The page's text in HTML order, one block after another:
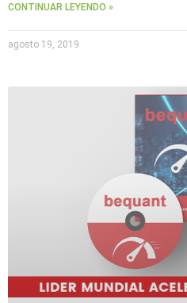
CONTINUAR LEYENDO »
agosto 19, 2019